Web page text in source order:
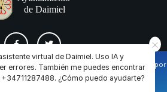
DE PRIVACIDAD COOKIES CONTACTO
y de terceros para facilitar la navegación por
de la navegación de los usuarios.
en nuestrapolítica de cookies
virtual de Daimiel. Uso IA y
errores. También me puedes encontrar
¿Cómo puedo ayudarte?